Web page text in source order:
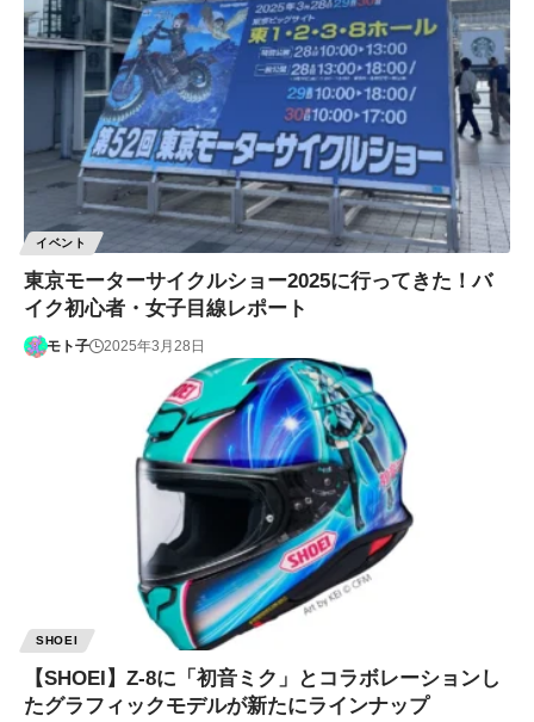
イベント
東京モーターサイクルショー2025に行ってきた！バ
イク初心者・女子目線レポート
モト子 2025年3月28日
SHOEI
【SHOEI】Z-8に「初音ミク」とコラボレーションし
たグラフィックモデルが新たにラインナップ